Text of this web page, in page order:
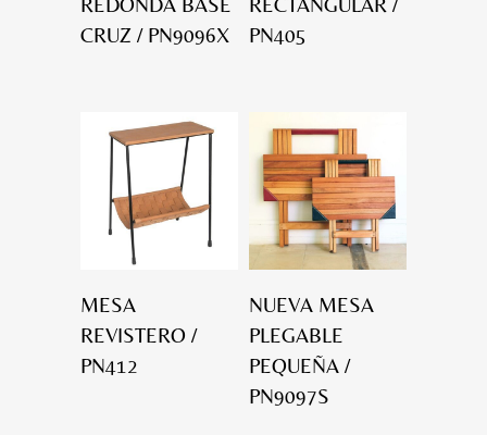
CRUZ / PN9096X
PN405
MESA
REVISTERO /
PN412
NUEVA MESA
PLEGABLE
PEQUEÑA /
PN9097S